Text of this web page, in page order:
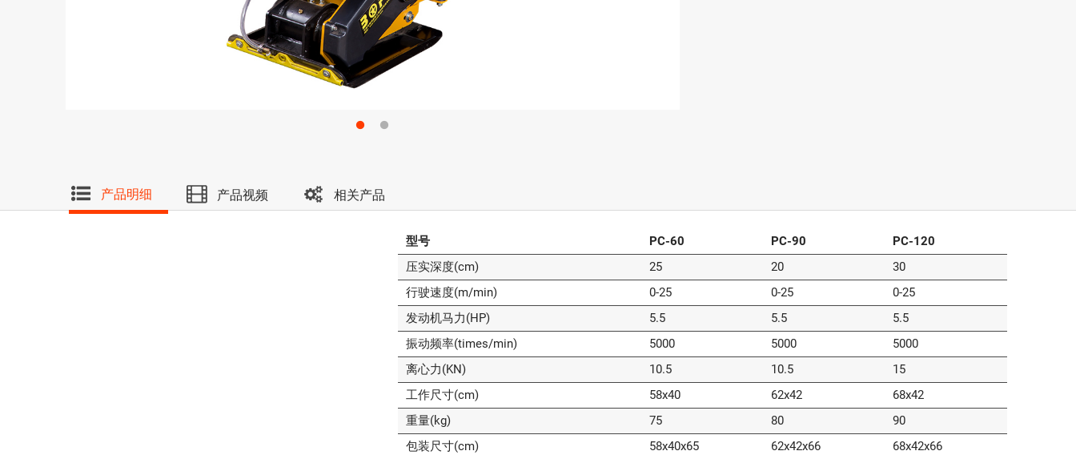
产品明细 产品视频 相关产品
型号 PC-60 PC-90
PC-120
压实深度(cm)
25 20
30
行驶速度(m/min)
0-25 0-25
0-25
发动机马力(HP)
5.5 5.5
5.5
振动频率(times/min)
5000 5000
5000
离心力(KN)
10.5 10.5
15
工作尺寸(cm)
58x40 62x42
68x42
重量(kg)
75 80
90
包装尺寸(cm)
58x40x65 62x42x66 68x42x66